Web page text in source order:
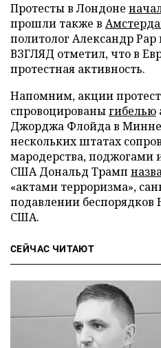
Протесты в Лондоне
прошли также в
политолог Александр
ВЗГЛЯД отметил, что в
протестная активность.
Напомним, акции
спровоцированыгибелью
Джорджа Флойда в
нескольких штатах
мародерства, поджогами
США Дональд Трамп
«актами терроризма»,
подавлении
США.
СЕЙЧАС ЧИТАЮТ